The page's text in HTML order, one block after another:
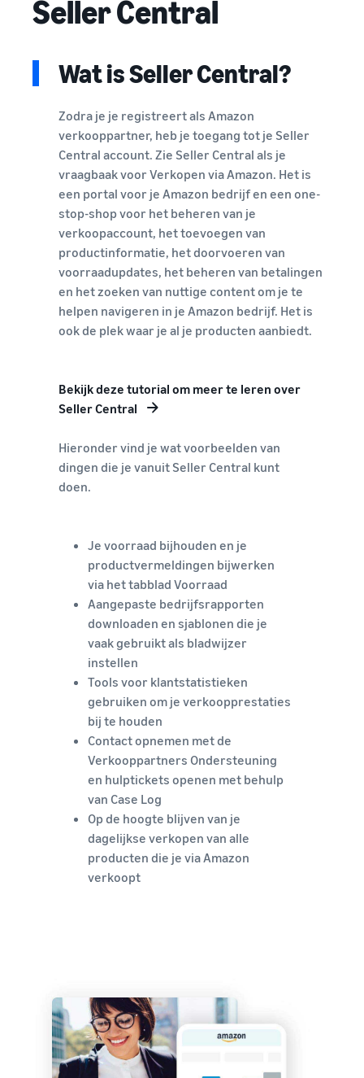
Seller Central
Wat is Seller Central?
Zodra je je registreert als Amazon
verkooppartner, heb je toegang tot je Seller
Central account. Zie Seller Central als je
vraagbaak voor Verkopen via Amazon. Het is
een portal voor je Amazon bedrijf en een one-
stop-shop voor het beheren van je
verkoopaccount, het toevoegen van
productinformatie, het doorvoeren van
voorraadupdates, het beheren van betalingen
en het zoeken van nuttige content om je te
helpen navigeren in je Amazon bedrijf. Het is
ook de plek waar je al je producten aanbiedt.
Bekijk deze tutorial om meer te leren over
Seller Central
Hieronder vind je wat voorbeelden van
dingen die je vanuit Seller Central kunt
doen.
Je voorraad bijhouden en je
productvermeldingen bijwerken
via het tabblad Voorraad
Aangepaste bedrijfsrapporten
downloaden en sjablonen die je
vaak gebruikt als bladwijzer
instellen
Tools voor klantstatistieken
gebruiken om je verkoopprestaties
bij te houden
Contact opnemen met de
Verkooppartners Ondersteuning
en hulptickets openen met behulp
van Case Log
Op de hoogte blijven van je
dagelijkse verkopen van alle
producten die je via Amazon
verkoopt